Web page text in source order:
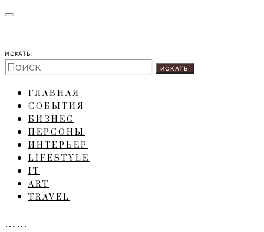
ИСКАТЬ:
ИСКАТЬ
ГЛАВНАЯ
СОБЫТИЯ
БИЗНЕС
ПЕРСОНЫ
ИНТЕРЬЕР
LIFESTYLE
IT
ART
TRAVEL
……